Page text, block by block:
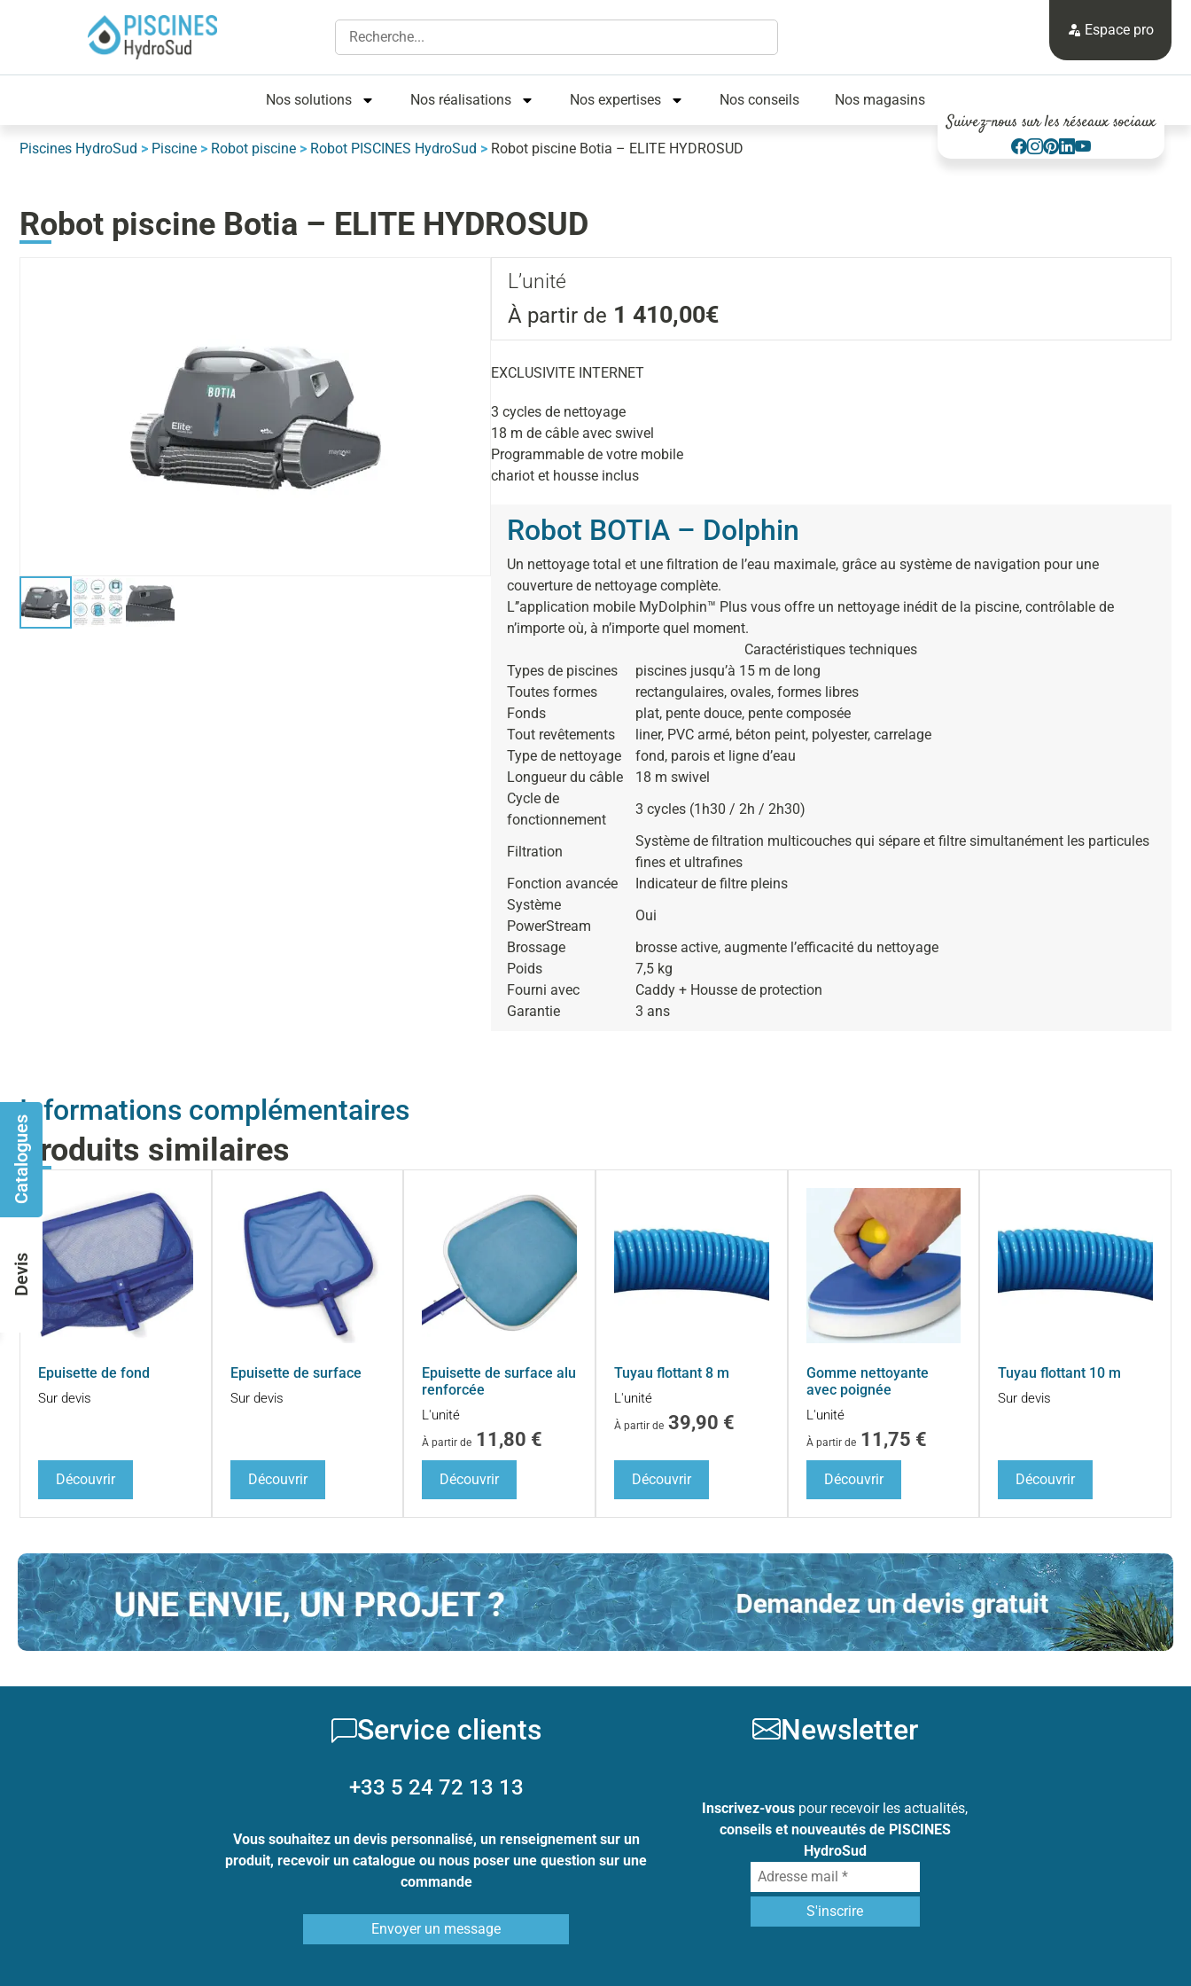
Catalogues
Devis
Espace pro
Nos solutions Nos réalisations Nos expertises Nos conseils Nos magasins
Suivez-nous sur les réseaux sociaux
Piscines HydroSud > Piscine > Robot piscine > Robot PISCINES HydroSud > Robot piscine Botia – ELITE HYDROSUD
Robot piscine Botia – ELITE HYDROSUD
L’unité
À partir de 1 410,00€
EXCLUSIVITE INTERNET
3 cycles de nettoyage
18 m de câble avec swivel
Programmable de votre mobile
chariot et housse inclus
Robot BOTIA – Dolphin
Un nettoyage total et une filtration de l’eau maximale, grâce au système de navigation pour une
couverture de nettoyage complète.
L’’application mobile MyDolphin™ Plus vous offre un nettoyage inédit de la piscine, contrôlable de
n’importe où, à n’importe quel moment.
Caractéristiques techniques
Types de piscines
piscines jusqu’à 15 m de long
Toutes formes
rectangulaires, ovales, formes libres
Fonds
plat, pente douce, pente composée
Tout revêtements
liner, PVC armé, béton peint, polyester, carrelage
Type de nettoyage
fond, parois et ligne d’eau
Longueur du câble
18 m swivel
Cycle de
fonctionnement
3 cycles (1h30 / 2h / 2h30)
Filtration
Système de filtration multicouches qui sépare et filtre simultanément les particules
fines et ultrafines
Fonction avancée
Indicateur de filtre pleins
Système
PowerStream
Oui
Brossage
brosse active, augmente l’efficacité du nettoyage
Poids
7,5 kg
Fourni avec
Caddy + Housse de protection
Garantie
3 ans
Informations complémentaires
Produits similaires
Epuisette de fond
Sur devis
Découvrir
Epuisette de surface
Sur devis
Découvrir
Epuisette de surface alu
renforcée
L'unité
À partir de 11,80 €
Découvrir
Tuyau flottant 8 m
L'unité
À partir de 39,90 €
Découvrir
Gomme nettoyante
avec poignée
L'unité
À partir de 11,75 €
Découvrir
Tuyau flottant 10 m
Sur devis
Découvrir
Service clients
+33 5 24 72 13 13
Vous souhaitez un devis personnalisé, un renseignement sur un
produit, recevoir un catalogue ou nous poser une question sur une
commande
Envoyer un message
Newsletter
Inscrivez-vous pour recevoir les actualités,
conseils et nouveautés de PISCINES
HydroSud